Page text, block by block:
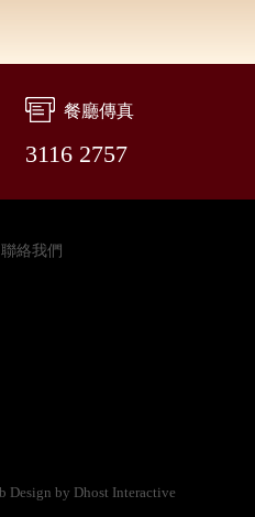
餐廳傳真
3116 2757
聯絡我們
by Dhost Interactive